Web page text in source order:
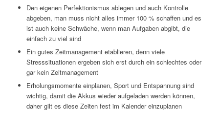
Den eigenen Perfektionismus ablegen und auch Kontrolle
abgeben, man muss nicht alles immer 100 % schaffen und es
ist auch keine Schwäche, wenn man Aufgaben abgibt, die
einfach zu viel sind
Ein gutes Zeitmanagement etablieren, denn viele
Stresssituationen ergeben sich erst durch ein schlechtes oder
gar kein Zeitmanagement
Erholungsmomente einplanen, Sport und Entspannung sind
wichtig, damit die Akkus wieder aufgeladen werden können,
daher gilt es diese Zeiten fest im Kalender einzuplanen